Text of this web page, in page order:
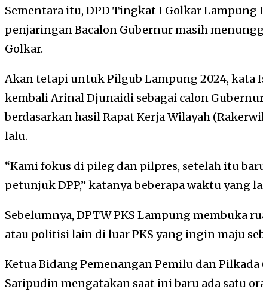
Sementara itu, DPD Tingkat I Golkar
penjaringan Bacalon Gubernur masih
Golkar.
Akan tetapi untuk Pilgub Lampung 2024, kata
kembali Arinal Djunaidi sebagai calon
berdasarkan hasil Rapat Kerja Wilayah
lalu.
“Kami fokus di pileg dan pilpres, setelah itu
petunjuk DPP,” katanya beberapa waktu yang
Sebelumnya, DPTW PKS Lampung membuka
atau politisi lain di luar PKS yang ingin maju
Ketua Bidang Pemenangan Pemilu dan Pilkada
Saripudin mengatakan saat ini baru ada satu